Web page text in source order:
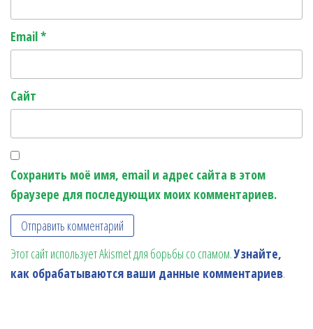
Email*
Сайт
Сохранить моё имя, email и адрес сайта в этом
браузере для последующих моих комментариев.
Этот сайт использует Akismet для борьбы со спамом.Узнайте,
как обрабатываются ваши данные комментариев.